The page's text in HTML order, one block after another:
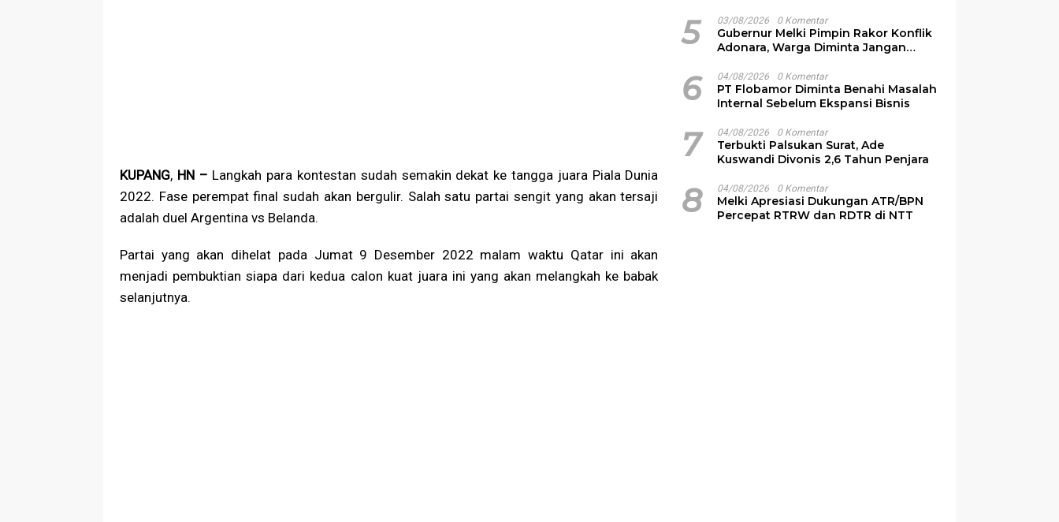
KUPANG, HN – Langkah para kontestan sudah semakin dekat ke tangga juara Piala Dunia
2022. Fase perempat final sudah akan bergulir. Salah satu partai sengit yang akan tersaji
adalah duel Argentina vs Belanda.
Partai yang akan dihelat pada Jumat 9 Desember 2022 malam waktu Qatar ini akan
menjadi pembuktian siapa dari kedua calon kuat juara ini yang akan melangkah ke babak
selanjutnya.
5 03/08/2026 0 Komentar
Gubernur Melki Pimpin Rakor Konflik
Adonara, Warga Diminta Jangan
6 04/08/2026 0 Komentar
PT Flobamor Diminta Benahi Masalah
Internal Sebelum Ekspansi Bisnis
7 04/08/2026 0 Komentar
Terbukti Palsukan Surat, Ade
Kuswandi Divonis 2,6 Tahun Penjara
8 04/08/2026 0 Komentar
Melki Apresiasi Dukungan ATR/BPN
Percepat RTRW dan RDTR di NTT